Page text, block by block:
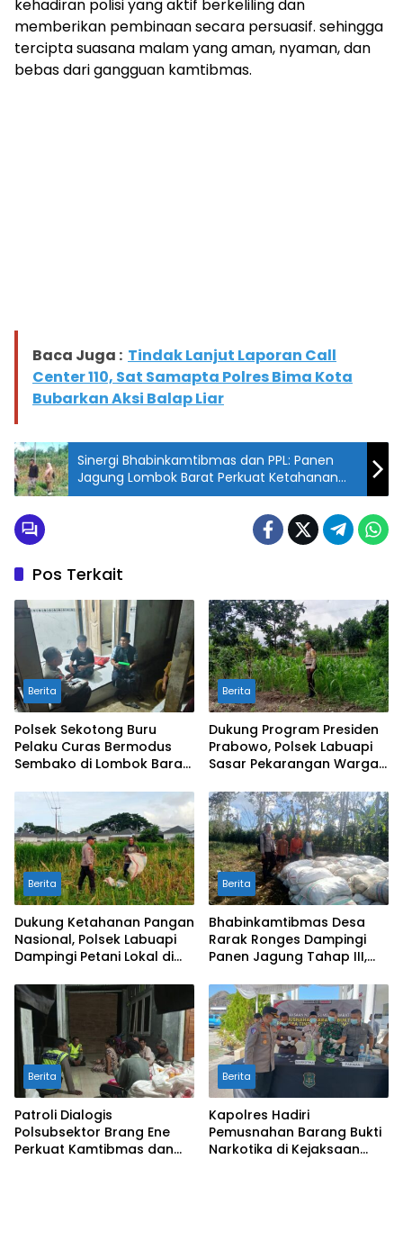
kehadiran polisi yang aktif berkeliling dan
memberikan pembinaan secara persuasif. sehingga
tercipta suasana malam yang aman, nyaman, dan
bebas dari gangguan kamtibmas.
Baca Juga : Tindak Lanjut Laporan Call
Center 110, Sat Samapta Polres Bima Kota
Bubarkan Aksi Balap Liar
Sinergi Bhabinkamtibmas dan PPL: Panen
Jagung Lombok Barat Perkuat Ketahanan
Pangan
Pos Terkait
Berita
Polsek Sekotong Buru
Pelaku Curas Bermodus
Sembako di Lombok Barat,
Hoaks
Berita
Dukung Program Presiden
Prabowo, Polsek Labuapi
Sasar Pekarangan Warga
Berita
Dukung Ketahanan Pangan
Nasional, Polsek Labuapi
Dampingi Petani Lokal di
Berita
Bhabinkamtibmas Desa
Rarak Ronges Dampingi
Panen Jagung Tahap III,
Terserap Pasar
Berita
Patroli Dialogis
Polsubsektor Brang Ene
Perkuat Kamtibmas dan
Berita
Kapolres Hadiri
Pemusnahan Barang Bukti
Narkotika di Kejaksaan